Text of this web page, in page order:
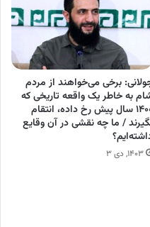
برخی می‌خواهند از مردم
به خاطر یک واقعه تاریخی که
۱۴۰۰ سال پیش رخ داده، انتقام
/ ما چه نقشی در آن وقایع
۱۴۰۳, دی ۳